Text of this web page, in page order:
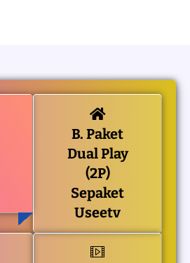
B. Paket
Dual Play
(2P)
Sepaket
Useetv